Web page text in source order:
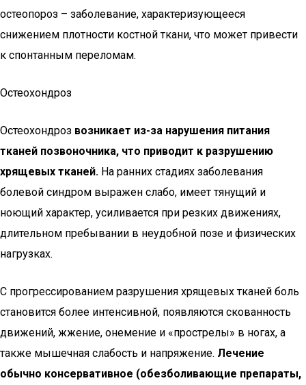
остеопороз – заболевание, характеризующееся
снижением плотности костной ткани, что может привести
к спонтанным переломам.
Остеохондроз
Остеохондроз возникает из-за нарушения питания
тканей позвоночника, что приводит к разрушению
хрящевых тканей. На ранних стадиях заболевания
болевой синдром выражен слабо, имеет тянущий и
ноющий характер, усиливается при резких движениях,
длительном пребывании в неудобной позе и физических
нагрузках.
С прогрессированием разрушения хрящевых тканей боль
становится более интенсивной, появляются скованность
движений, жжение, онемение и «прострелы» в ногах, а
также мышечная слабость и напряжение. Лечение
обычно консервативное (обезболивающие препараты,